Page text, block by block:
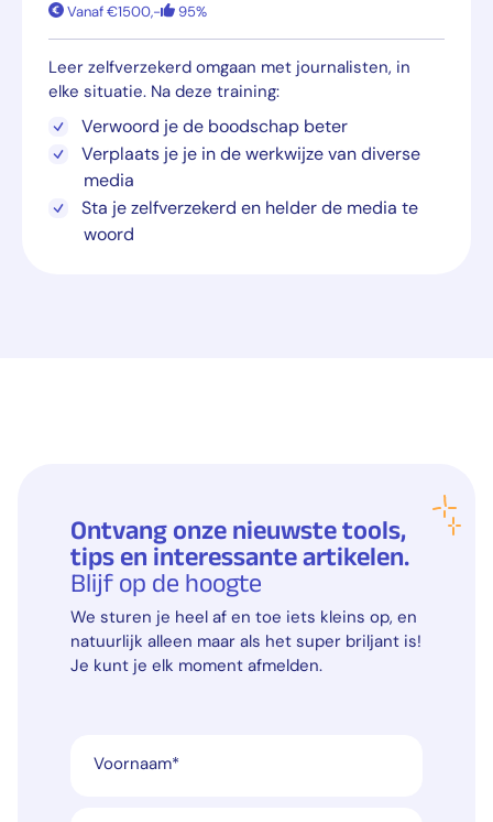
Vanaf €1500,- 95%
Leer zelfverzekerd omgaan met journalisten, in
elke situatie. Na deze training:
Verwoord je de boodschap beter
Verplaats je je in de werkwijze van diverse
media
Sta je zelfverzekerd en helder de media te
woord
Ontvang onze nieuwste tools,
tips en interessante artikelen.
Blijf op de hoogte
We sturen je heel af en toe iets kleins op, en
natuurlijk alleen maar als het super briljant is!
Je kunt je elk moment afmelden.
Voornaam*